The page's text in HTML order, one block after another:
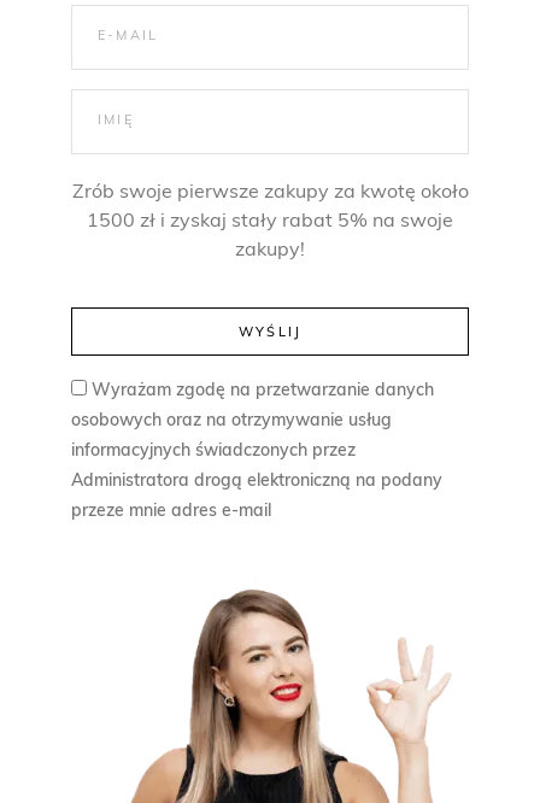
Zrób swoje pierwsze zakupy za kwotę około
1500 zł i zyskaj stały rabat 5% na swoje
zakupy!
Wyrażam zgodę na przetwarzanie danych
osobowych oraz na otrzymywanie usług
informacyjnych świadczonych przez
Administratora drogą elektroniczną na podany
przeze mnie adres e-mail